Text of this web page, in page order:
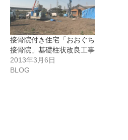
接骨院付き住宅「おおぐち
接骨院」基礎柱状改良工事
2013年3月6日
BLOG